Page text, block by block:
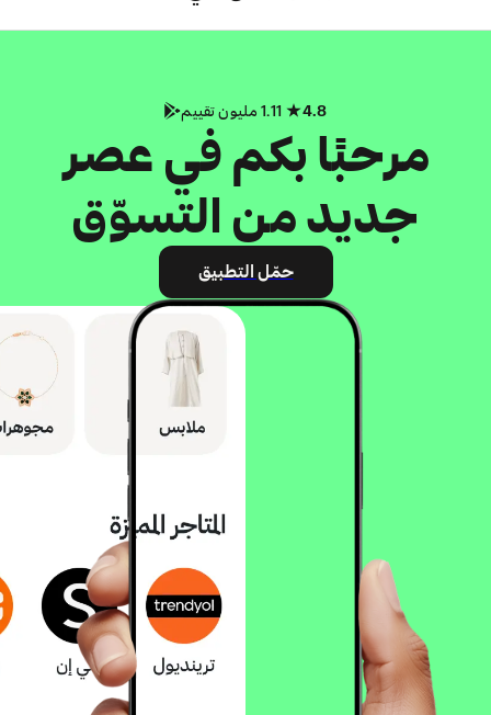
4.8
مرحبًا بكم في عصر
جديد من التسوّق
حمّل التطبيق